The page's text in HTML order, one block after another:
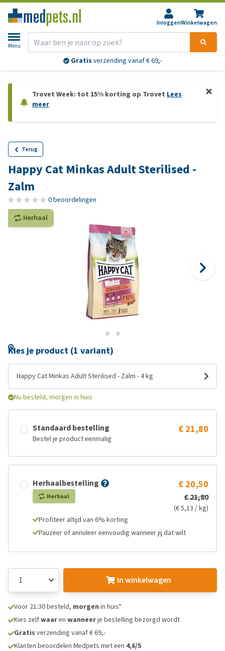
InloggenWinkelwagen
Menu
Gratis verzending vanaf € 69,-
Trovet Week: tot 15% korting op Trovet Lees
meer
Terug
Happy Cat Minkas Adult Sterilised -
Zalm
0 beoordelingen
Herhaal
Kies je product (1 variant)
Happy Cat Minkas Adult Sterilised - Zalm - 4 kg
Nu besteld, morgen in huis
Standaard bestelling
Bestel je product eenmalig
€ 21,80
Herhaalbestelling
Herhaal
€ 20,50
€ 21,80
(€ 5,13 / kg)
Profiteer altijd van 6% korting
Pauzeer of annuleer eenvoudig wanneer jij dat wilt
In winkelwagen
Voor 21:30 besteld, morgen in huis*
Kies zelfwaaren wanneerje bestelling bezorgd wordt
Gratis verzending vanaf € 69,-
Klanten beoordelen Medpets met een 4,6/5